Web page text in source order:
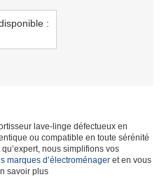
:
lave-linge défectueux en
ou compatible en toute sérénité
nous simplifions vos
marques d’électroménager et en vous
savoir plus